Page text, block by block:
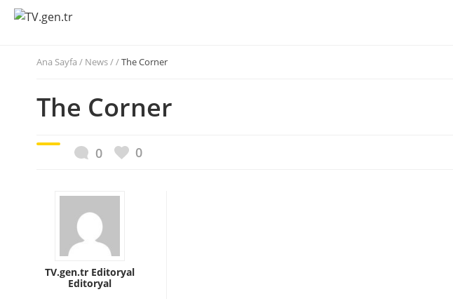
Ana Sayfa / News / /The Corner
The Corner
0 0
TV.gen.tr Editoryal
Editoryal